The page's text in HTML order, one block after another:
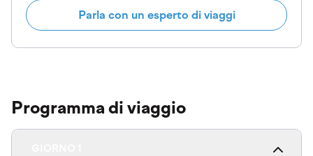
Parla con un esperto di viaggi
Programma di viaggio